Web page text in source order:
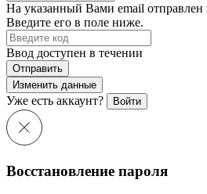
На указанный Вами email отправлен
Введите его в поле ниже.
Ввод доступен в течении
Отправить
Изменить данные
Уже есть аккаунт? Войти
Восстановление пароля